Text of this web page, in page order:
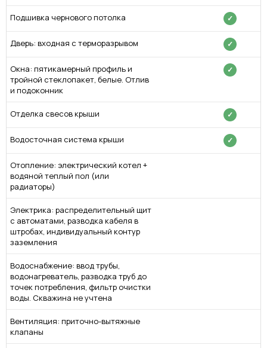
Подшивка чернового потолка ✓
Дверь: входная с терморазрывом ✓
Окна: пятикамерный профиль и
тройной стеклопакет, белые. Отлив
и подоконник
✓
Отделка свесов крыши ✓
Водосточная система крыши ✓
Отопление: электрический котел +
водяной теплый пол (или
радиаторы)
Электрика: распределительный щит
с автоматами, разводка кабеля в
штробах, индивидуальный контур
заземления
Водоснабжение: ввод трубы,
водонагреватель, разводка труб до
точек потребления, фильтр очистки
воды. Скважина не учтена
Вентиляция: приточно-вытяжные
клапаны